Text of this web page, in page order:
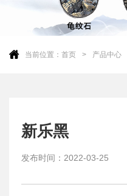
当前位置： 首页 产品中心
新乐黑
发布时间： 2022-03-25